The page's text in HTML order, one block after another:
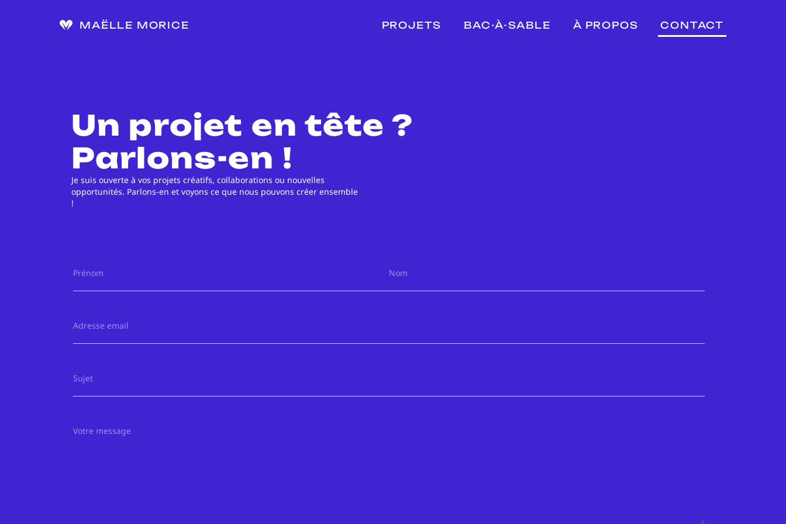
MAËLLE MORICE PROJETS BAC-À-SABLE À PROPOS CONTACT
Un projet en tête ?
Parlons-en !
Je suis ouverte à vos projets créatifs, collaborations ou nouvelles
opportunités. Parlons-en et voyons ce que nous pouvons créer ensemble
!